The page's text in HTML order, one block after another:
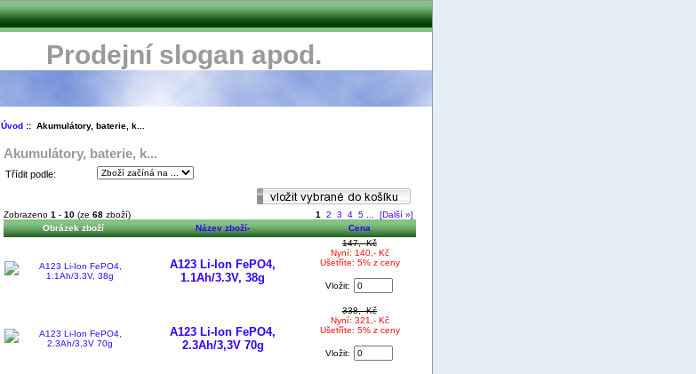
Prodejní slogan apod.
Úvod:: Akumulátory, baterie, k...
Akumulátory, baterie, k...
Třídit podle:
Zobrazeno 1 - 10 (ze 68 zboží) 1 2 3 4 5
[Další »]
Obrázek zboží
Název zboží- Cena
A123 Li-Ion FePO4,
1.1Ah/3.3V, 38g
147,- Kč
Nyní: 140,- Kč
Ušetříte: 5% z ceny
Vložit:
A123 Li-Ion FePO4,
2.3Ah/3,3V 70g
338,- Kč
Nyní: 321,- Kč
Ušetříte: 5% z ceny
Vložit: